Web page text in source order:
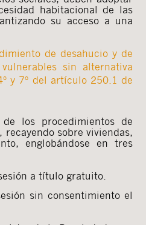
habitacional de las
su acceso a una
de desahucio y de
sin alternativa
y 7º del artículo 250.1 de
los procedimientos de
sobre viviendas,
englobándose en tres
a título gratuito.
sin consentimiento el